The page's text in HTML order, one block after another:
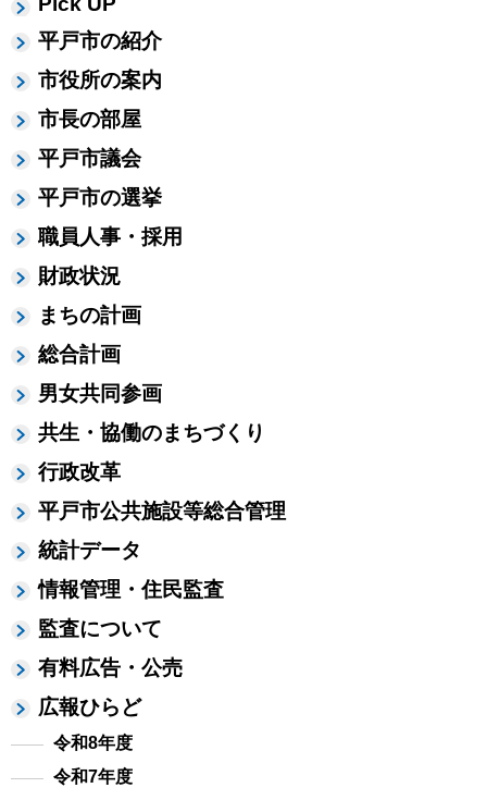
平戸市の紹介
市役所の案内
市長の部屋
平戸市議会
平戸市の選挙
職員人事・採用
財政状況
まちの計画
総合計画
男女共同参画
共生・協働のまちづくり
行政改革
平戸市公共施設等総合管理
統計データ
情報管理・住民監査
監査について
有料広告・公売
広報ひらど
令和8年度
令和7年度